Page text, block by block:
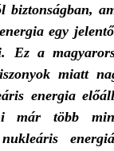
biztonságban,
egy
Ez a
miatt
energia
már több
nukleáris